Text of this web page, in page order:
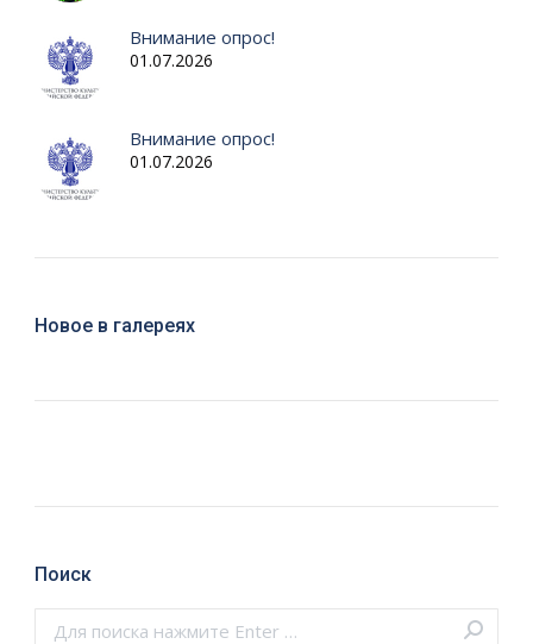
Внимание опрос!
01.07.2026
Внимание опрос!
01.07.2026
Новое в галереях
Поиск